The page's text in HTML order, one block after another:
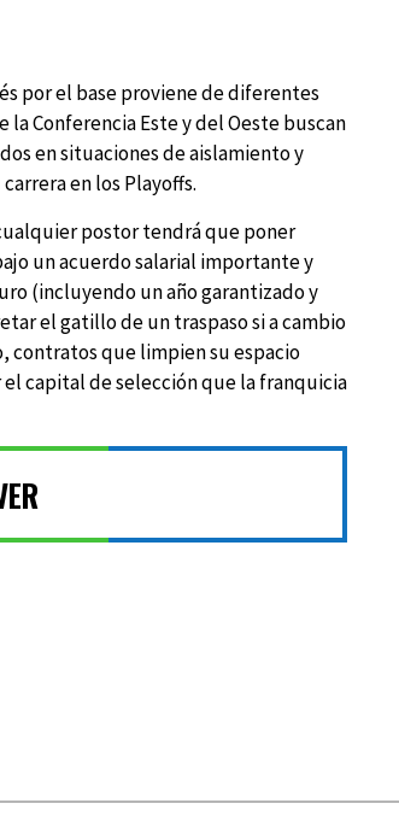
por el base proviene de diferentes
Conferencia Este y del Oeste buscan
en situaciones de aislamiento y
en los Playoffs.
postor tendrá que poner
un acuerdo salarial importante y
(incluyendo un año garantizado y
el gatillo de un traspaso si a cambio
contratos que limpien su espacio
capital de selección que la franquicia